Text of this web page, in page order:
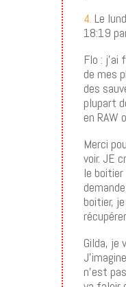
4. Le
18:19
Flo :
de mes
des
plupart
en RAW
Merci
voir. JE
le
boitier,
Gilda, je
n’est